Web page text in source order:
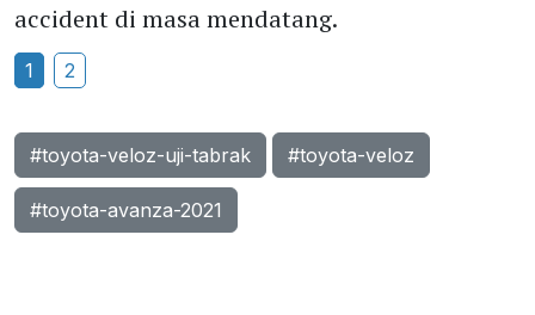
accident di masa mendatang.
1 2
#toyota-veloz-uji-tabrak #toyota-veloz
#toyota-avanza-2021